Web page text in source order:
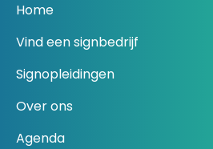
Home
Vind een signbedrijf
Signopleidingen
Over ons
Agenda